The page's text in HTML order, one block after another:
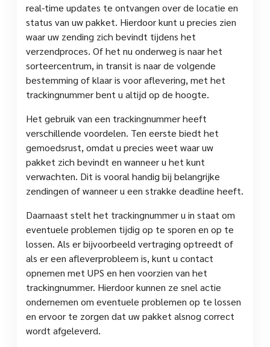
real-time updates te ontvangen over de locatie en
status van uw pakket. Hierdoor kunt u precies zien
waar uw zending zich bevindt tijdens het
verzendproces. Of het nu onderweg is naar het
sorteercentrum, in transit is naar de volgende
bestemming of klaar is voor aflevering, met het
trackingnummer bent u altijd op de hoogte.
Het gebruik van een trackingnummer heeft
verschillende voordelen. Ten eerste biedt het
gemoedsrust, omdat u precies weet waar uw
pakket zich bevindt en wanneer u het kunt
verwachten. Dit is vooral handig bij belangrijke
zendingen of wanneer u een strakke deadline heeft.
Daarnaast stelt het trackingnummer u in staat om
eventuele problemen tijdig op te sporen en op te
lossen. Als er bijvoorbeeld vertraging optreedt of
als er een afleverprobleem is, kunt u contact
opnemen met UPS en hen voorzien van het
trackingnummer. Hierdoor kunnen ze snel actie
ondernemen om eventuele problemen op te lossen
en ervoor te zorgen dat uw pakket alsnog correct
wordt afgeleverd.